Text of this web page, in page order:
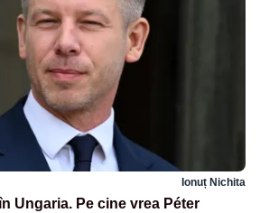
Ionuț Nichita
Ungaria. Pe cine vrea Péter